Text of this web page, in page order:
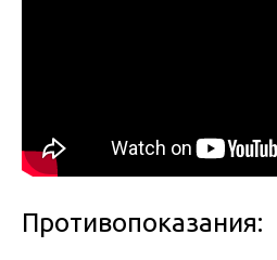
Противопоказания: